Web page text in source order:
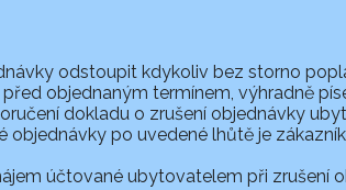
odstoupit kdykoliv bez storno
objednaným termínem, výhradně
dokladu o zrušení objednávky
objednávky po uvedené lhůtě je
účtované ubytovatelem při zrušení